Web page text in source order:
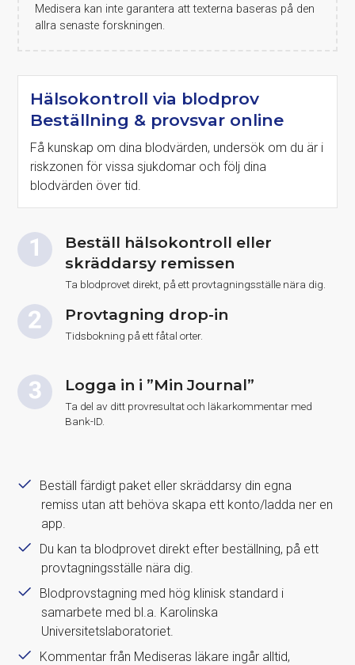
Medisera kan inte garantera att texterna baseras på den
allra senaste forskningen.
Hälsokontroll via blodprov
Beställning & provsvar online
Få kunskap om dina blodvärden, undersök om du är i
riskzonen för vissa sjukdomar och följ dina
blodvärden över tid.
Beställ hälsokontroll eller
skräddarsy remissen
Ta blodprovet direkt, på ett provtagningsställe nära dig.
Provtagning drop-in
Tidsbokning på ett fåtal orter.
Logga in i ”Min Journal”
Ta del av ditt provresultat och läkarkommentar med
Bank-ID.
Beställ färdigt paket eller skräddarsy din egna
remiss utan att behöva skapa ett konto/ladda ner en
app.
Du kan ta blodprovet direkt efter beställning, på ett
provtagningsställe nära dig.
Blodprovstagning med hög klinisk standard i
samarbete med bl.a. Karolinska
Universitetslaboratoriet.
Kommentar från Mediseras läkare ingår alltid,